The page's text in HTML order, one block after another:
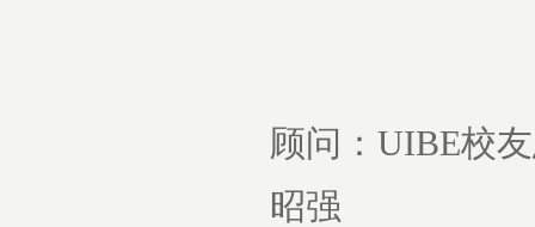
顾问：UIBE校
昭强